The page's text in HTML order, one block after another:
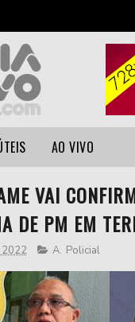
AO VIVO
VAI
DE PM EM
2022 A, Policial